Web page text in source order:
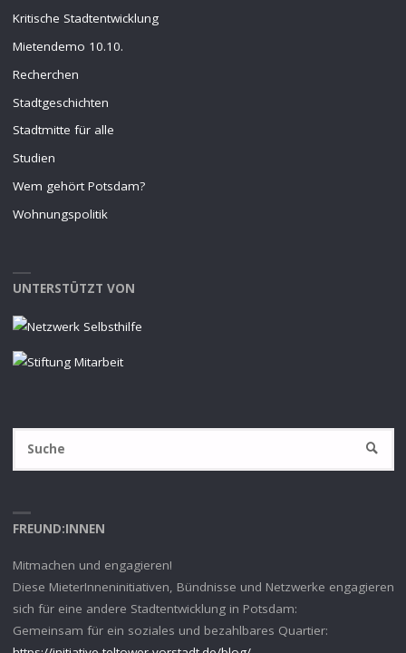
Kritische Stadtentwicklung
Mietendemo 10.10.
Recherchen
Stadtgeschichten
Stadtmitte für alle
Studien
Wem gehört Potsdam?
Wohnungspolitik
UNTERSTÜTZT VON
SUCHE
FREUND:INNEN
Mitmachen und engagieren!
Diese MieterInneninitiativen, Bündnisse und Netzwerke engagieren
sich für eine andere Stadtentwicklung in Potsdam:
Gemeinsam für ein soziales und bezahlbares Quartier: